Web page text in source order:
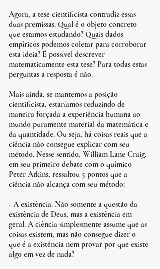
Agora, a tese cientificista contradiz essas
duas premissas. Qual é o objeto concreto
que estamos estudando? Quais dados
empíricos podemos coletar para corroborar
esta ideia? É possível descrever
matematicamente esta tese? Para todas estas
perguntas a resposta é não.
Mais ainda, se mantemos a posição
cientificista, estaríamos reduzindo de
maneira forçada a experiência humana ao
mundo puramente material da matemática e
da quantidade. Ou seja, há coisas reais que a
ciência não consegue explicar com seu
método. Nesse sentido, William Lane Craig,
em seu primeiro debate com o químico
Peter Atkins, ressaltou 5 pontos que a
ciência não alcança com seu método:
- A existência. Não somente a questão da
existência de Deus, mas a existência em
geral. A ciência simplesmente assume que as
coisas existem, mas não consegue dizer o
que é a existência nem provar por que existe
algo em vez de nada?